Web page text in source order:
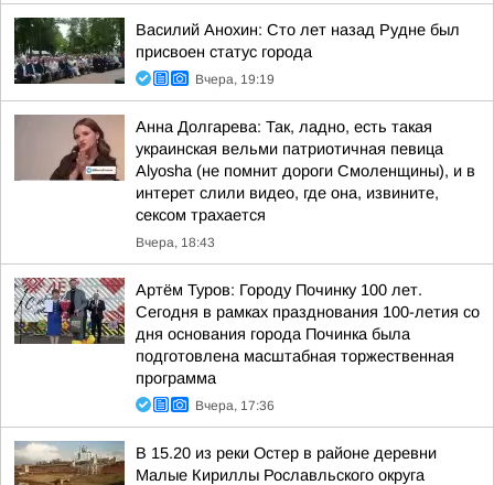
Василий Анохин: Сто лет назад Рудне был
присвоен статус города
Вчера, 19:19
Анна Долгарева: Так, ладно, есть такая
украинская вельми патриотичная певица
Alyosha (не помнит дороги Смоленщины), и в
интерет слили видео, где она, извините,
сексом трахается
Вчера, 18:43
Артём Туров: Городу Починку 100 лет.
Сегодня в рамках празднования 100-летия со
дня основания города Починка была
подготовлена масштабная торжественная
программа
Вчера, 17:36
В 15.20 из реки Остер в районе деревни
Малые Кириллы Рославльского округа